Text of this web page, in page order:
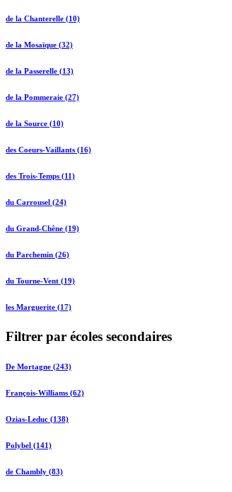
de la Chanterelle (10)
de la Mosaïque (32)
de la Passerelle (13)
de la Pommeraie (27)
de la Source (10)
des Coeurs-Vaillants (16)
des Trois-Temps (11)
du Carrousel (24)
du Grand-Chêne (19)
du Parchemin (26)
du Tourne-Vent (19)
les Marguerite (17)
Filtrer par écoles secondaires
De Mortagne (243)
François-Williams (62)
Ozias-Leduc (138)
Polybel (141)
de Chambly (83)